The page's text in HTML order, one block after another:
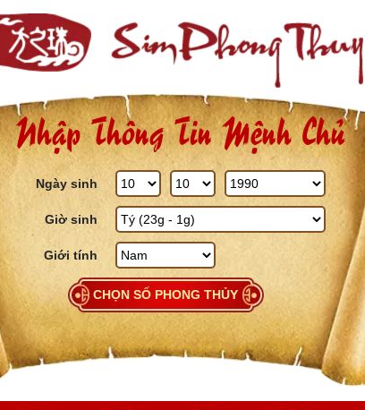
Nhập Thông Tin Mệnh Chủ
Ngày sinh
Giờ sinh
Giới tính
CHỌN SỐ PHONG THỦY